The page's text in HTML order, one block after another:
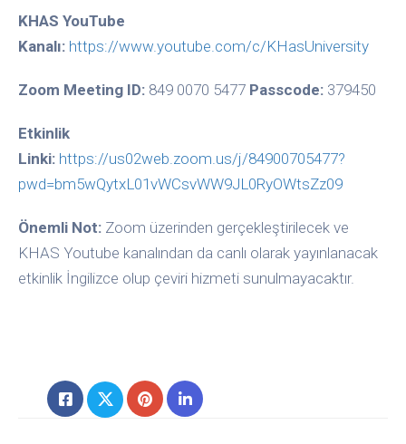
KHAS YouTube
Kanalı: https://www.youtube.com/c/KHasUniversity
Zoom Meeting ID: 849 0070 5477 Passcode: 379450
Etkinlik
Linki: https://us02web.zoom.us/j/84900705477?
pwd=bm5wQytxL01vWCsvWW9JL0RyOWtsZz09
Önemli Not: Zoom üzerinden gerçekleştirilecek ve
KHAS Youtube kanalından da canlı olarak yayınlanacak
etkinlik İngilizce olup çeviri hizmeti sunulmayacaktır.